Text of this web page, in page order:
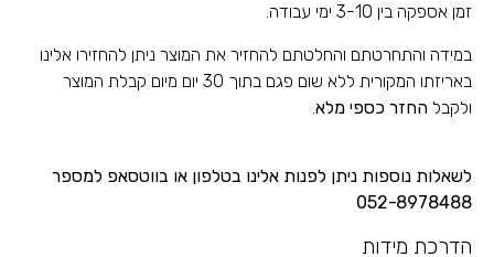
זמן אספקה בין 3-10 ימי עבודה.
במידה והתחרטתם והחלטתם להחזיר את המוצר ניתן להחזירו אלינו
באריזתו המקורית ללא שום פגם בתוך 30 יום מיום קבלת המוצר
ולקבל החזר כספי מלא
לשאלות נוספות ניתן לפנות אלינו בטלפון או בווטסאפ למספר
052-8978488
הדרכת מידות